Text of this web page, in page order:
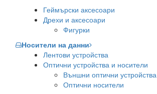
Геймърски аксесоари
Дрехи и аксесоари
Фигурки
Носители на данни
Лентови устройства
Оптични устройства и носители
Външни оптични устройства
Оптични носители